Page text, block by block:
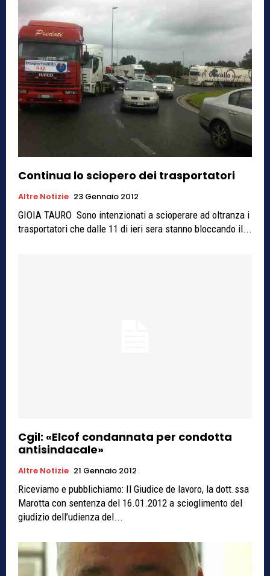
Continua lo sciopero dei trasportatori
Altre Notizie 23 Gennaio 2012
GIOIA TAURO Sono intenzionati a scioperare ad oltranza i
trasportatori che dalle 11 di ieri sera stanno bloccando il...
Cgil: «Elcof condannata per condotta
antisindacale»
Altre Notizie 21 Gennaio 2012
Riceviamo e pubblichiamo: Il Giudice de lavoro, la dott.ssa
Marotta con sentenza del 16.01.2012 a scioglimento del
giudizio dell’udienza del...